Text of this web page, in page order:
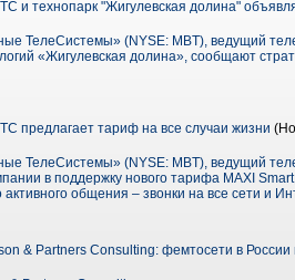
и технопарк "Жигулевская долина"
ТелеСистемы» (NYSE: MBT), ведущий
«Жигулевская долина», сообщают
предлагает тариф на все случаи жизни
ТелеСистемы» (NYSE: MBT), ведущий
в поддержку нового тарифа MAXI
активного общения – звонки на все сети и
& Partners Consulting: фемтосети в России